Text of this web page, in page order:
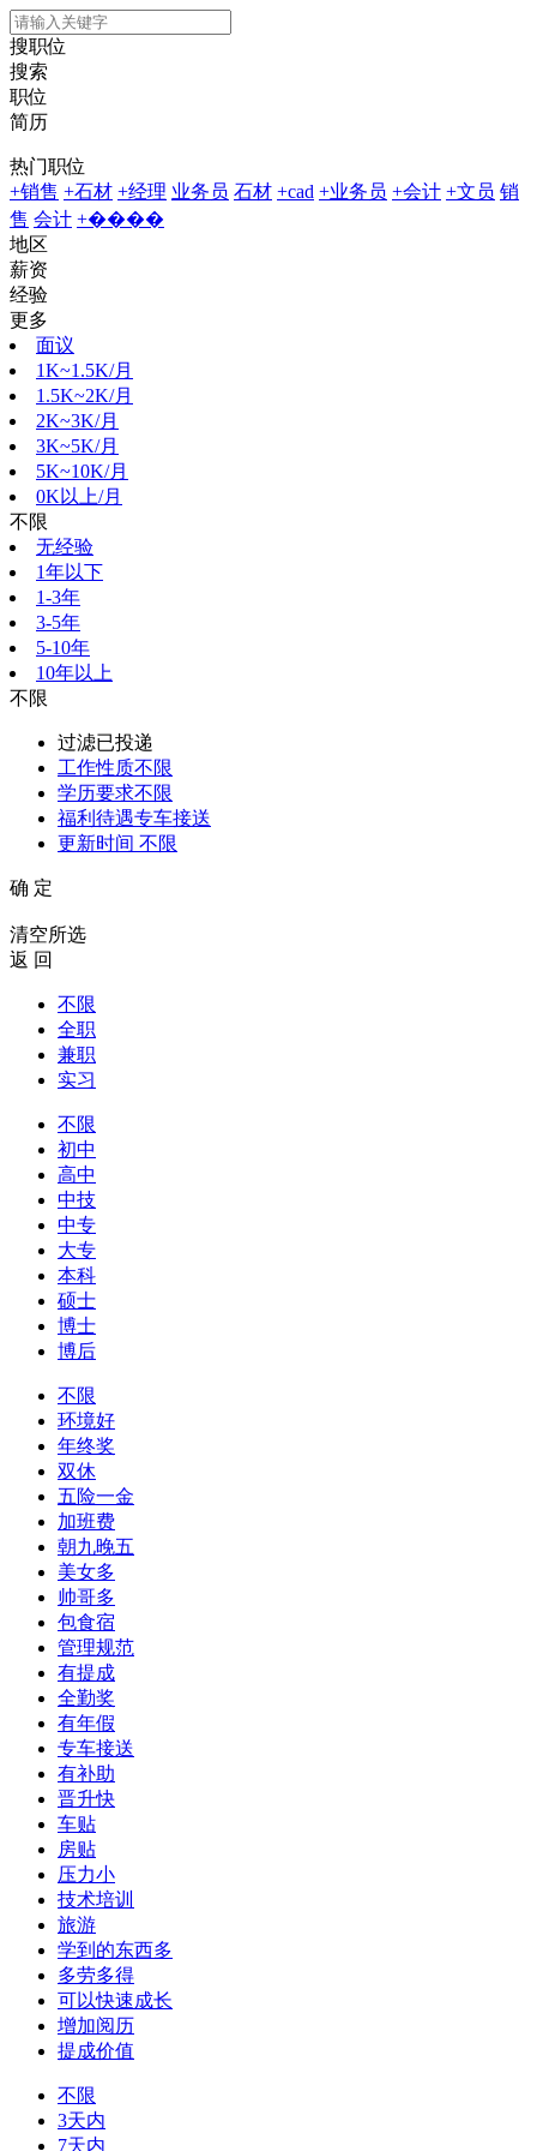
搜职位
搜索
职位
简历
热门职位
+销售 +石材 +经理 业务员 石材 +cad +业务员 +会计 +文员 销
售 会计 +����
地区
薪资
经验
更多
面议
1K~1.5K/月
1.5K~2K/月
2K~3K/月
3K~5K/月
5K~10K/月
0K以上/月
不限
无经验
1年以下
1-3年
3-5年
5-10年
10年以上
不限
过滤已投递
工作性质不限
学历要求不限
福利待遇专车接送
更新时间 不限
确 定
清空所选
返 回
不限
全职
兼职
实习
不限
初中
高中
中技
中专
大专
本科
硕士
博士
博后
不限
环境好
年终奖
双休
五险一金
加班费
朝九晚五
美女多
帅哥多
包食宿
管理规范
有提成
全勤奖
有年假
专车接送
有补助
晋升快
车贴
房贴
压力小
技术培训
旅游
学到的东西多
多劳多得
可以快速成长
增加阅历
提成价值
不限
3天内
7天内